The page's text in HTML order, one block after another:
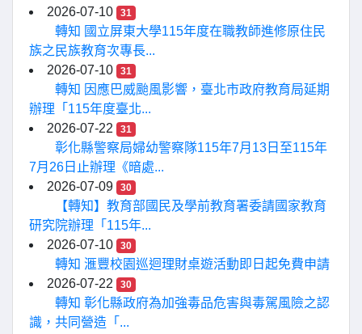
2026-07-10
31
轉知 國立屏東大學115年度在職教師進修原住民
族之民族教育次專長...
2026-07-10
31
轉知 因應巴威颱風影響，臺北市政府教育局延期
辦理「115年度臺北...
2026-07-22
31
彰化縣警察局婦幼警察隊115年7月13日至115年
7月26日止辦理《暗處...
2026-07-09
30
【轉知】教育部國民及學前教育署委請國家教育
研究院辦理「115年...
2026-07-10
30
轉知 滙豐校園巡迴理財桌遊活動即日起免費申請
2026-07-22
30
轉知 彰化縣政府為加強毒品危害與毒駕風險之認
識，共同營造「...